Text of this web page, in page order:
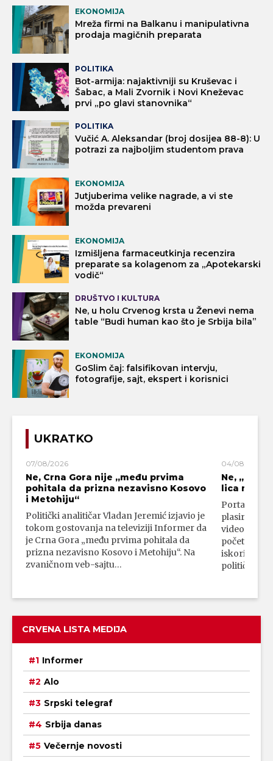
EKONOMIJA
Mreža firmi na Balkanu i manipulativna
prodaja magičnih preparata
POLITIKA
Bot-armija: najaktivniji su Kruševac i
Šabac, a Mali Zvornik i Novi Kneževac
prvi „po glavi stanovnika“
POLITIKA
Vučić A. Aleksandar (broj dosijea 88-8): U
potrazi za najboljim studentom prava
EKONOMIJA
Jutjuberima velike nagrade, a vi ste
možda prevareni
EKONOMIJA
Izmišljena farmaceutkinja recenzira
preparate sa kolagenom za „Apotekarski
vodič“
DRUŠTVO I KULTURA
Ne, u holu Crvenog krsta u Ženevi nema
table “Budi human kao što je Srbija bila”
EKONOMIJA
GoSlim čaj: falsifikovan intervju,
fotografije, sajt, ekspert i korisnici
UKRATKO
07/08/2026
Ne, Crna Gora nije „među prvima
pohitala da prizna nezavisno Kosovo
i Metohiju“
Politički analitičar Vladan Jeremić izjavio je
tokom gostovanja na televiziji Informer da
je Crna Gora „među prvima pohitala da
prizna nezavisno Kosovo i Metohiju“. Na
zvaničnom veb-sajtu…
04/08/2026
Ne,
lica
Portal 24
plasirali su
video-
početka
iskorišćava
političkim
CRVENA LISTA MEDIJA
Informer
Alo
Srpski telegraf
Srbija danas
Večernje novosti